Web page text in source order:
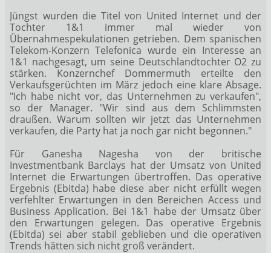
Jüngst wurden die Titel von United Internet und der
Tochter 1&1 immer mal wieder von
Übernahmespekulationen getrieben. Dem spanischen
Telekom-Konzern Telefonica wurde ein Interesse an
1&1 nachgesagt, um seine Deutschlandtochter O2 zu
stärken. Konzernchef Dommermuth erteilte den
Verkaufsgerüchten im März jedoch eine klare Absage.
"Ich habe nicht vor, das Unternehmen zu verkaufen",
so der Manager. "Wir sind aus dem Schlimmsten
draußen. Warum sollten wir jetzt das Unternehmen
verkaufen, die Party hat ja noch gar nicht begonnen."
Für Ganesha Nagesha von der britische
Investmentbank Barclays hat der Umsatz von United
Internet die Erwartungen übertroffen. Das operative
Ergebnis (Ebitda) habe diese aber nicht erfüllt wegen
verfehlter Erwartungen in den Bereichen Access und
Business Application. Bei 1&1 habe der Umsatz über
den Erwartungen gelegen. Das operative Ergebnis
(Ebitda) sei aber stabil geblieben und die operativen
Trends hätten sich nicht groß verändert.